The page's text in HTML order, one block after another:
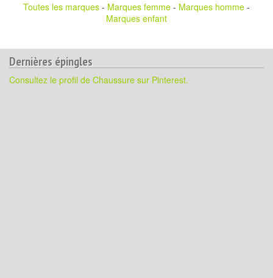
Toutes les marques - Marques femme - Marques homme -
Marques enfant
Dernières épingles
Consultez le profil de Chaussure sur Pinterest.